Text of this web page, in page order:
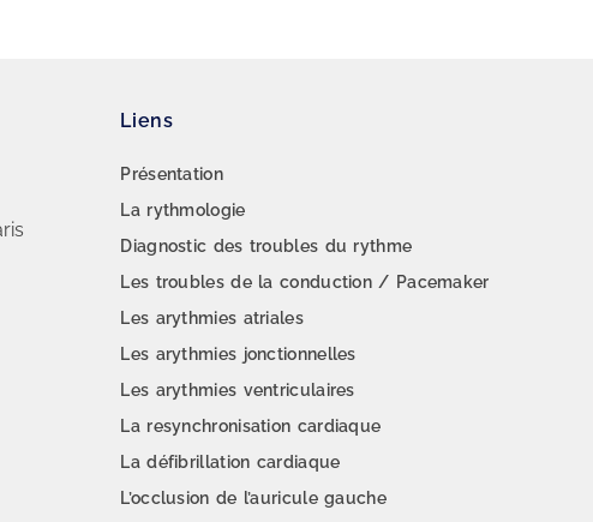
Liens
Présentation
La rythmologie
Diagnostic des troubles du rythme
Les troubles de la conduction / Pacemaker
Les arythmies atriales
Les arythmies jonctionnelles
Les arythmies ventriculaires
La resynchronisation cardiaque
La défibrillation cardiaque
L’occlusion de l’auricule gauche